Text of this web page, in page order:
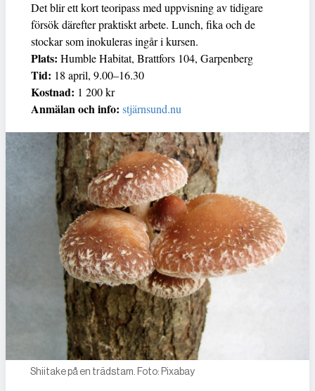
Det blir ett kort teoripass med uppvisning av tidigare
försök därefter praktiskt arbete. Lunch, fika och de
stockar som inokuleras ingår i kursen.
Plats: Humble Habitat, Brattfors 104, Garpenberg
Tid: 18 april, 9.00–16.30
Kostnad: 1 200 kr
Anmälan och info: stjärnsund.nu
Shiitake på en trädstam. Foto: Pixabay